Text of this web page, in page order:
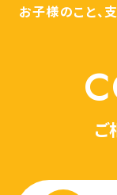
お子様のこと、
ご